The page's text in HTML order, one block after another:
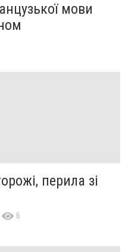
мови
перила зі
6